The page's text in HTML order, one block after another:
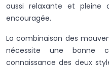
aussi relaxante et pleine
encouragée.
La combinaison des
nécessite une bonne
connaissance des deux